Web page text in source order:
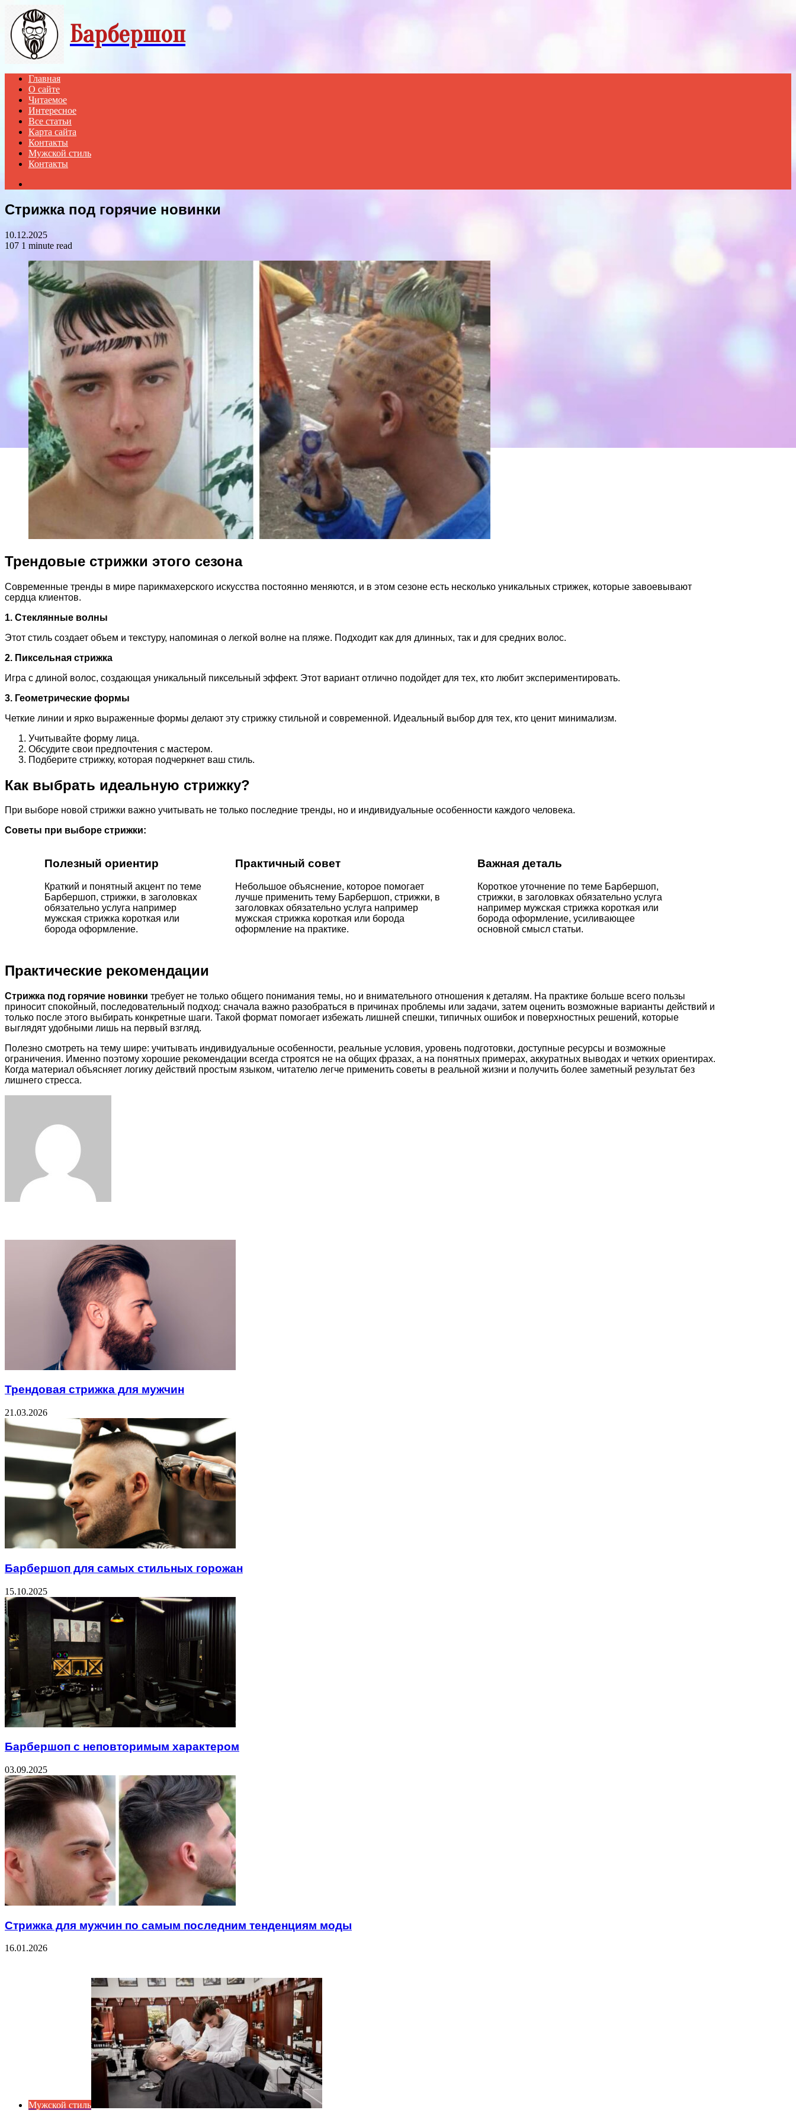
Барбершоп
Главная
О сайте
Читаемое
Интересное
Все статьи
Карта сайта
Контакты
Мужской стиль
Контакты
Стрижка под горячие новинки
10.12.2025
107 1 minute read
Трендовые стрижки этого сезона
Современные тренды в мире парикмахерского искусства постоянно меняются, и в этом сезоне есть несколько уникальных стрижек, которые завоевывают
сердца клиентов.
1. Стеклянные волны
Этот стиль создает объем и текстуру, напоминая о легкой волне на пляже. Подходит как для длинных, так и для средних волос.
2. Пиксельная стрижка
Игра с длиной волос, создающая уникальный пиксельный эффект. Этот вариант отлично подойдет для тех, кто любит экспериментировать.
3. Геометрические формы
Четкие линии и ярко выраженные формы делают эту стрижку стильной и современной. Идеальный выбор для тех, кто ценит минимализм.
Учитывайте форму лица.
Обсудите свои предпочтения с мастером.
Подберите стрижку, которая подчеркнет ваш стиль.
Как выбрать идеальную стрижку?
При выборе новой стрижки важно учитывать не только последние тренды, но и индивидуальные особенности каждого человека.
Советы при выборе стрижки:
Полезный ориентир
Краткий и понятный акцент по теме
Барбершоп, стрижки, в заголовках
обязательно услуга например
мужская стрижка короткая или
борода оформление.
Практичный совет
Небольшое объяснение, которое помогает
лучше применить тему Барбершоп, стрижки, в
заголовках обязательно услуга например
мужская стрижка короткая или борода
оформление на практике.
Важная деталь
Короткое уточнение по теме Барбершоп,
стрижки, в заголовках обязательно услуга
например мужская стрижка короткая или
борода оформление, усиливающее
основной смысл статьи.
Практические рекомендации
Стрижка под горячие новинки требует не только общего понимания темы, но и внимательного отношения к деталям. На практике больше всего пользы
приносит спокойный, последовательный подход: сначала важно разобраться в причинах проблемы или задачи, затем оценить возможные варианты действий и
только после этого выбирать конкретные шаги. Такой формат помогает избежать лишней спешки, типичных ошибок и поверхностных решений, которые
выглядят удобными лишь на первый взгляд.
Полезно смотреть на тему шире: учитывать индивидуальные особенности, реальные условия, уровень подготовки, доступные ресурсы и возможные
ограничения. Именно поэтому хорошие рекомендации всегда строятся не на общих фразах, а на понятных примерах, аккуратных выводах и четких ориентирах.
Когда материал объясняет логику действий простым языком, читателю легче применить советы в реальной жизни и получить более заметный результат без
лишнего стресса.
Трендовая стрижка для мужчин
21.03.2026
Барбершоп для самых стильных горожан
15.10.2025
Барбершоп с неповторимым характером
03.09.2025
Стрижка для мужчин по самым последним тенденциям моды
16.01.2026
Мужской стиль